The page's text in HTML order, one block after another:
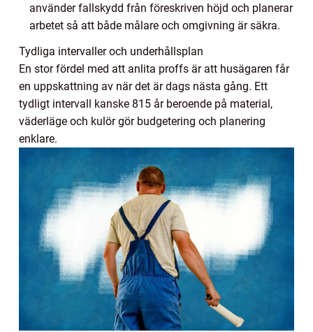
använder fallskydd från föreskriven höjd och planerar
arbetet så att både målare och omgivning är säkra.
Tydliga intervaller och underhållsplan
En stor fördel med att anlita proffs är att husägaren får
en uppskattning av när det är dags nästa gång. Ett
tydligt intervall kanske 815 år beroende på material,
väderläge och kulör gör budgetering och planering
enklare.